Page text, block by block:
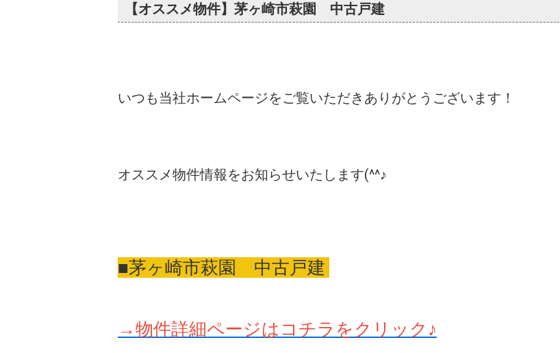
【オススメ物件】茅ヶ崎市萩園 中古戸建
いつも当社ホームページをご覧いただきありがとうございます！
オススメ物件情報をお知らせいたします(^^♪
■茅ヶ崎市萩園 中古戸建
→物件詳細ページはコチラをクリック♪